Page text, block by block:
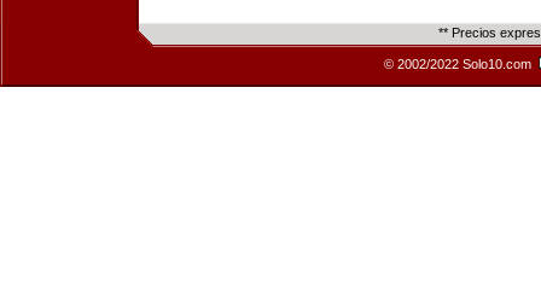
** Precios
© 2002/2022 Solo10.com